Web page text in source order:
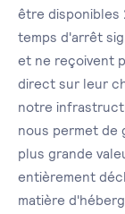
être disponibles
temps d'arrêt
et ne reçoivent
direct sur leur
notre
nous permet de
plus grande
entièrement
matière